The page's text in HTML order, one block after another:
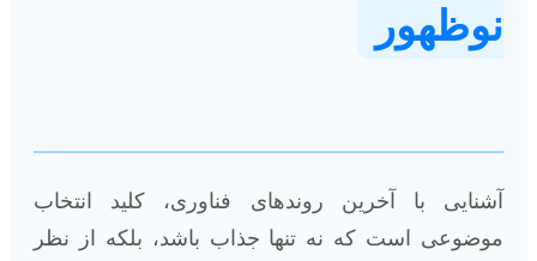
نوظهور
آشنایی با آخرین روندهای فناوری، کلید انتخاب
موضوعی است که نه تنها جذاب باشد، بلکه از نظر